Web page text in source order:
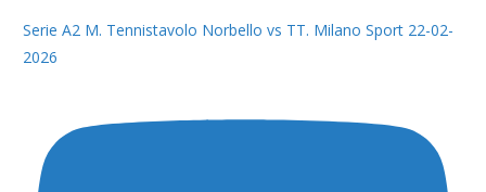
Serie A2 M. Tennistavolo Norbello vs TT. Milano Sport 22-02-
2026